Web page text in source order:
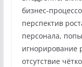
перспектив
персонала,
игнорирование
отсутствие